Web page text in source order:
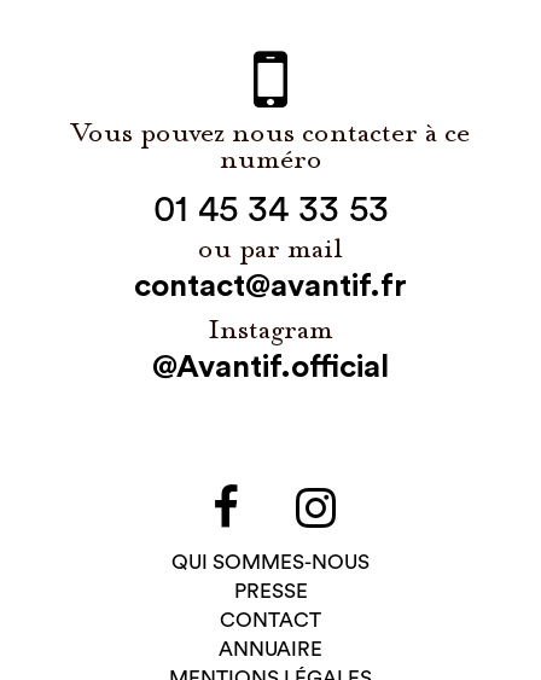
Vous pouvez nous contacter à ce
numéro
01 45 34 33 53
ou par mail
contact@avantif.fr
Instagram
@Avantif.official
QUI SOMMES-NOUS
PRESSE
CONTACT
ANNUAIRE